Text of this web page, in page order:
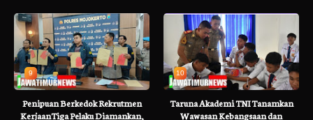
9
Penipuan Berkedok Rekrutmen
KerjaanTiga Pelaku Diamankan,
10
Taruna Akademi TNI Tanamkan
Wawasan Kebangsaan dan